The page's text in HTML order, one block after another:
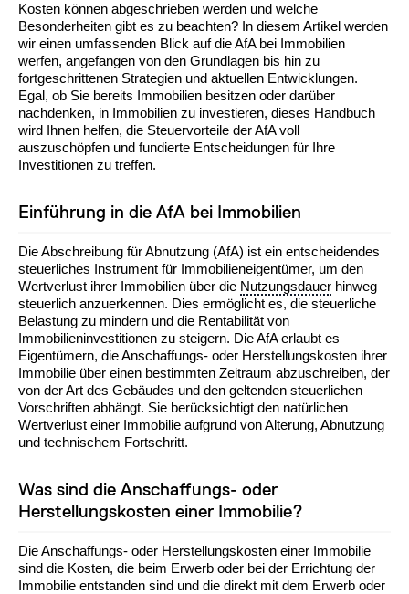
Kosten können abgeschrieben werden und welche
Besonderheiten gibt es zu beachten? In diesem Artikel werden
wir einen umfassenden Blick auf die AfA bei Immobilien
werfen, angefangen von den Grundlagen bis hin zu
fortgeschrittenen Strategien und aktuellen Entwicklungen.
Egal, ob Sie bereits Immobilien besitzen oder darüber
nachdenken, in Immobilien zu investieren, dieses Handbuch
wird Ihnen helfen, die Steuervorteile der AfA voll
auszuschöpfen und fundierte Entscheidungen für Ihre
Investitionen zu treffen.
Einführung in die AfA bei Immobilien
Die Abschreibung für Abnutzung (AfA) ist ein entscheidendes
steuerliches Instrument für Immobilieneigentümer, um den
Wertverlust ihrer Immobilien über die Nutzungsdauer hinweg
steuerlich anzuerkennen. Dies ermöglicht es, die steuerliche
Belastung zu mindern und die Rentabilität von
Immobilieninvestitionen zu steigern. Die AfA erlaubt es
Eigentümern, die Anschaffungs- oder Herstellungskosten ihrer
Immobilie über einen bestimmten Zeitraum abzuschreiben, der
von der Art des Gebäudes und den geltenden steuerlichen
Vorschriften abhängt. Sie berücksichtigt den natürlichen
Wertverlust einer Immobilie aufgrund von Alterung, Abnutzung
und technischem Fortschritt.
Was sind die Anschaffungs- oder
Herstellungskosten einer Immobilie?
Die Anschaffungs- oder Herstellungskosten einer Immobilie
sind die Kosten, die beim Erwerb oder bei der Errichtung der
Immobilie entstanden sind und die direkt mit dem Erwerb oder